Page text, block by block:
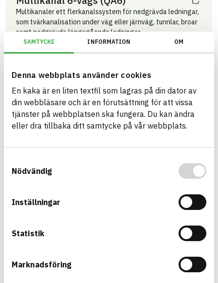
SAMTYCKE INFORMATION OM
Denna webbplats använder cookies
En kaka är en liten textfil som lagras på din dator av
din webbläsare och är en förutsättning för att vissa
tjänster på webbplatsen ska fungera. Du kan ändra
eller dra tillbaka ditt samtycke på vår webbplats.
Nödvändig
Inställningar
Statistik
Marknadsföring
Multikanaler ett flerkanalssystem för nedgrävda ledningar,
som tvärkanalisation under väg eller järnväg, tunnlar, broar
samt nedgrävda längsgående ledningar
Produktblad
Övriga dokument
ARTIKEL­NUMMER
20299 Mark övrigt
GTIN
07340237506825
FÖRETAG
Grön Infra
741786
HÄLSO- OCH MILJÖ­FARLIGHET Information finns
MILJÖEFFEKTER – EPD Information ej lämnad
Multikanal 4-vägs (QA4)
Multikanaler ett flerkanalssystem för nedgrävda ledningar,
samt nedgrävda längsgående ledningar